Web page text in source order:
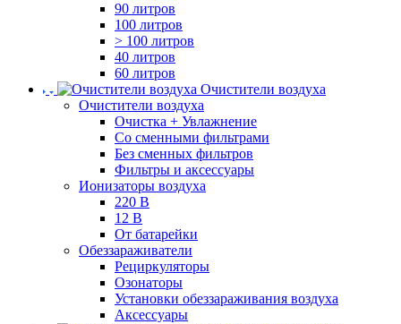
90 литров
100 литров
> 100 литров
40 литров
60 литров
Очистители воздуха
Очистители воздуха
Очистка + Увлажнение
Cо сменными фильтрами
Без сменных фильтров
Фильтры и аксессуары
Ионизаторы воздуха
220 В
12 В
От батарейки
Обеззараживатели
Рециркуляторы
Озонаторы
Установки обеззараживания воздуха
Аксессуары